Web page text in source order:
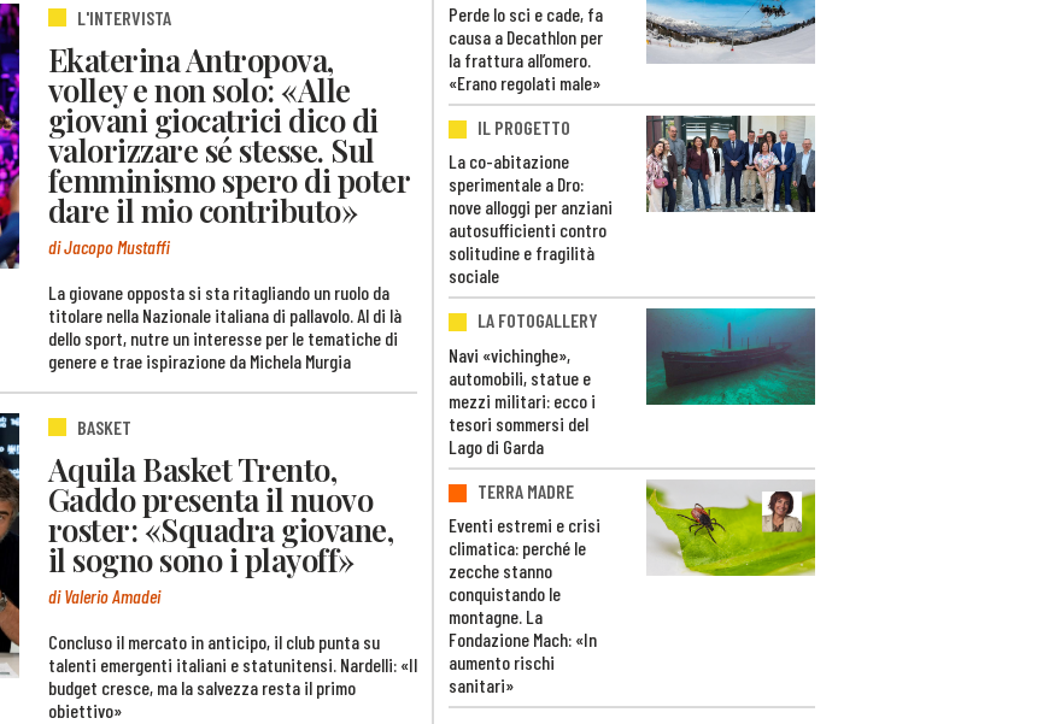
L'INTERVISTA
Ekaterina Antropova,
volley e non solo: «Alle
giovani giocatrici dico di
valorizzare sé stesse. Sul
femminismo spero di poter
dare il mio contributo»
di Jacopo Mustaffi
La giovane opposta si sta ritagliando un ruolo da
titolare nella Nazionale italiana di pallavolo. Al di là
dello sport, nutre un interesse per le tematiche di
genere e trae ispirazione da Michela Murgia
BASKET
Aquila Basket Trento,
Gaddo presenta il nuovo
roster: «Squadra giovane,
il sogno sono i playoff»
di Valerio Amadei
Concluso il mercato in anticipo, il club punta su
talenti emergenti italiani e statunitensi. Nardelli: «Il
budget cresce, ma la salvezza resta il primo
obiettivo»
Perde lo sci e cade, fa
causa a Decathlon per
la frattura all’omero.
«Erano regolati male»
IL PROGETTO
La co-abitazione
sperimentale a Dro:
nove alloggi per anziani
autosufficienti contro
solitudine e fragilità
sociale
LA FOTOGALLERY
Navi «vichinghe»,
automobili, statue e
mezzi militari: ecco i
tesori sommersi del
Lago di Garda
TERRA MADRE
Eventi estremi e crisi
climatica: perché le
zecche stanno
conquistando le
montagne. La
Fondazione Mach: «In
aumento rischi
sanitari»